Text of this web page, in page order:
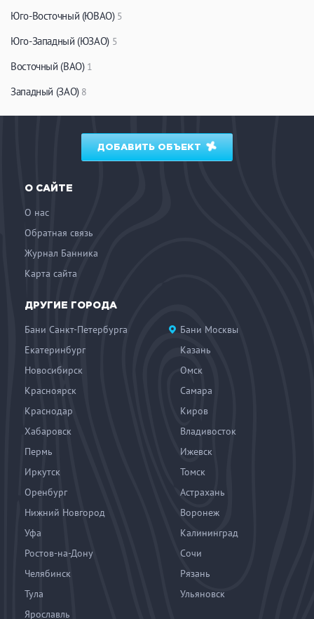
Юго-Восточный (ЮВАО) 5
Юго-Западный (ЮЗАО) 5
Восточный (ВАО) 1
Западный (ЗАО) 8
ДОБАВИТЬ ОБЪЕКТ
О САЙТЕ
О нас
Обратная связь
Журнал Банника
Карта сайта
ДРУГИЕ ГОРОДА
Бани Санкт-Петербурга
Бани Москвы
Екатеринбург
Казань
Новосибирск
Омск
Красноярск
Самара
Краснодар
Киров
Хабаровск
Владивосток
Пермь
Ижевск
Иркутск
Томск
Оренбург
Астрахань
Нижний Новгород
Воронеж
Уфа
Калининград
Ростов-на-Дону
Сочи
Челябинск
Рязань
Тула
Ульяновск
Ярославль